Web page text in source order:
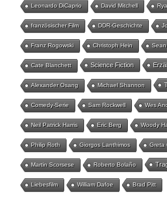
Leonardo DiCaprio David Mitchell
französischer Film DDR-Geschichte
Franz Rogowski Christoph Hein
Cate Blanchett Science Fiction
Alexander Osang Michael Shannon
Comedy-Serie Sam Rockwell Wes
Neil Patrick Harris Eric Berg Woody
Philip Roth Giorgos Lanthimos Greta
Martin Scorsese Roberto Bolaño
Liebesfilm William Dafoe Brad Pitt